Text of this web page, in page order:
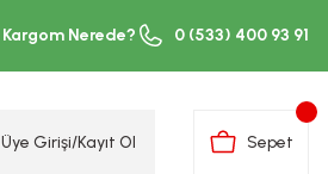
Kargom Nerede? 0 (533) 400 93 91
Üye Girişi/Kayıt Ol Sepet